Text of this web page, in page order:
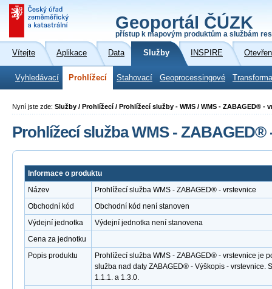
Geoportál ČÚZK
přístup k mapovým produktům a službám
Vítejte Aplikace Data Služby INSPIRE
Vyhledávací Prohlížecí Stahovací Geoprocessingové
Nyní jste zde: Služby / Prohlížecí / Prohlížecí služby - WMS / WMS - ZABAGED® -
Prohlížecí služba WMS - ZABAGED®
Informace o produktu
Název
Prohlížecí služba WMS - ZABAGED® - vrstevnice
Obchodní kód
Obchodní kód není stanoven
Výdejní jednotka
Výdejní jednotka není stanovena
Cena za jednotku
Popis produktu
Prohlížecí služba WMS - ZABAGED® - vrstevnice je
služba nad daty ZABAGED® - Výškopis - vrstevnice.
1.1.1. a 1.3.0.